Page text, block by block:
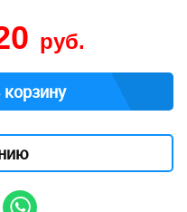
руб.
корзину